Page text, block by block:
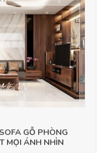
GỖ PHÒNG
MỌI ÁNH NHÌN